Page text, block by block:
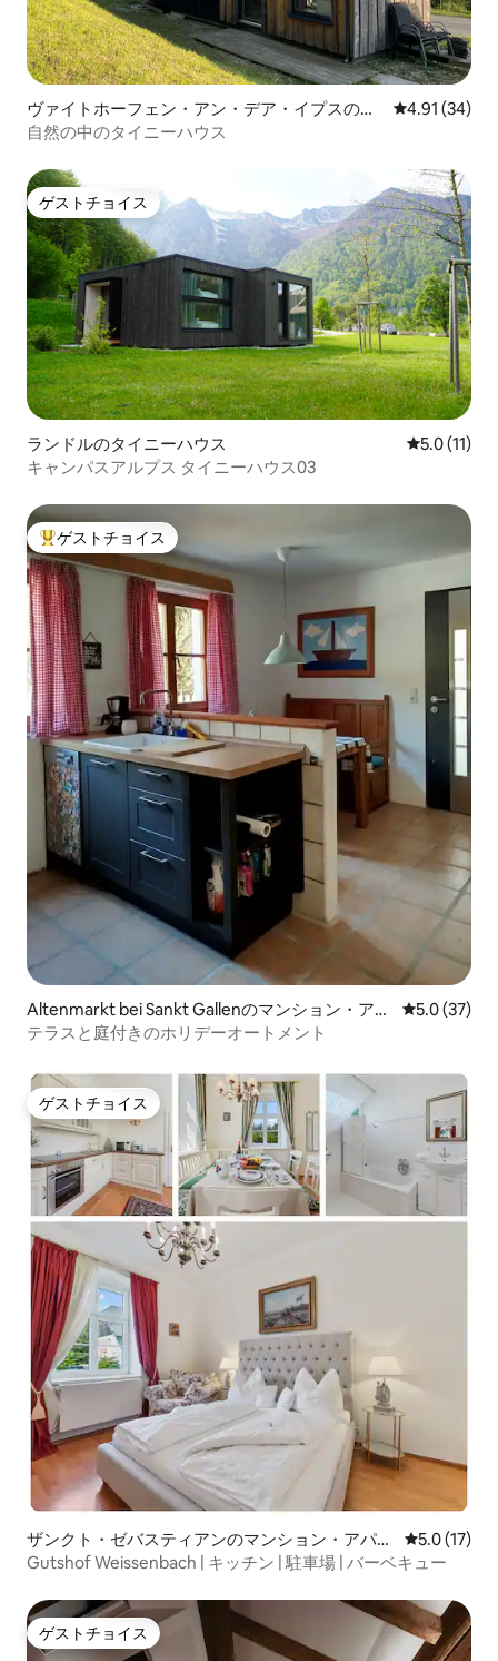
ヴァイトホーフェン・アン・デア・イプスのタ
イニーハウス
レビュー34
4.91 (34)
自然の中のタイニーハウス
ゲストチョイス
ゲストチョイス
ランドルのタイニーハウス レビュー11
5.0 (11)
キャンパスアルプス タイニーハウス03
大好評のゲストチョイスです。
ゲストチョイス
Altenmarkt bei Sankt Gallenのマンション・アパ
ート
レビュー37
5.0 (37)
テラスと庭付きのホリデーオートメント
ゲストチョイス
ゲストチョイス
ザンクト・ゼバスティアンのマンション・アパー
ト
レビュー17
5.0 (17)
Gutshof Weissenbach | キッチン | 駐車場 | バーベキュー
ゲストチョイス
ゲストチョイス